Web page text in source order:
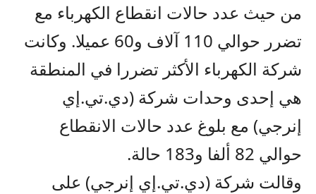
من حيث عدد حالات انقطاع الكهرباء مع
تضرر حوالي 110 آلاف و60 عميلا. وكانت
شركة الكهرباء الأكثر تضررا في المنطقة
هي إحدى وحدات شركة (دي.تي.إي
إنرجي) مع بلوغ عدد حالات الانقطاع
حوالي 82 ألفا و183 حالة.
وقالت شركة (دي.تي.إي إنرجي) على